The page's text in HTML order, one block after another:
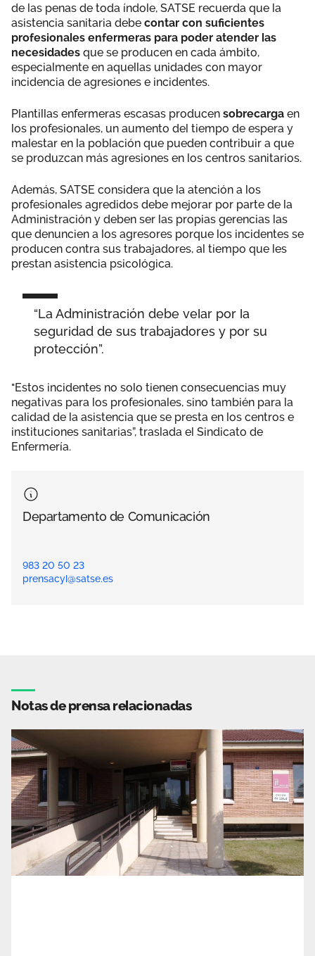
de las penas de toda índole, SATSE recuerda que la
asistencia sanitaria debe contar con suficientes
profesionales enfermeras para poder atender las
necesidades que se producen en cada ámbito,
especialmente en aquellas unidades con mayor
incidencia de agresiones e incidentes.
Plantillas enfermeras escasas producen sobrecarga en
los profesionales, un aumento del tiempo de espera y
malestar en la población que pueden contribuir a que
se produzcan más agresiones en los centros sanitarios.
Además, SATSE considera que la atención a los
profesionales agredidos debe mejorar por parte de la
Administración y deben ser las propias gerencias las
que denuncien a los agresores porque los incidentes se
producen contra sus trabajadores, al tiempo que les
prestan asistencia psicológica.
“La Administración debe velar por la
seguridad de sus trabajadores y por su
protección”.
"Estos incidentes no solo tienen consecuencias muy
negativas para los profesionales, sino también para la
calidad de la asistencia que se presta en los centros e
instituciones sanitarias”, traslada el Sindicato de
Enfermería.
Departamento de Comunicación
983 20 50 23
prensacyl@satse.es
Notas de prensa relacionadas